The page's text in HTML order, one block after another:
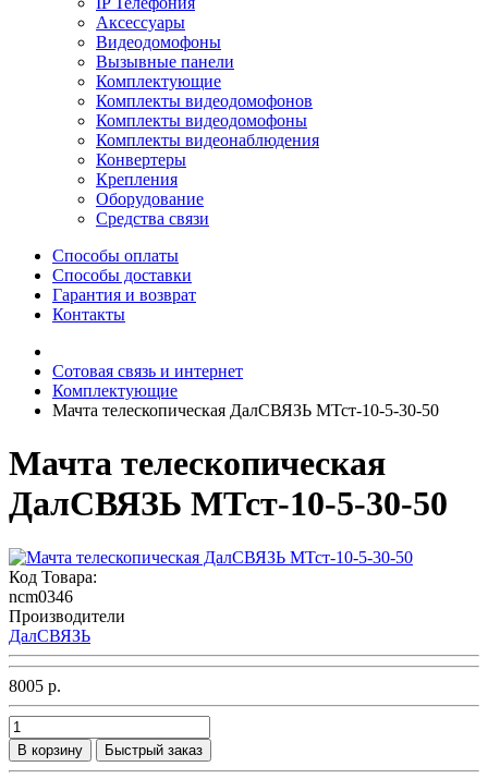
Аксессуары
Видеодомофоны
Вызывные панели
Комплектующие
Комплекты видеодомофонов
Комплекты видеодомофоны
Комплекты видеонаблюдения
Конвертеры
Крепления
Оборудование
Средства связи
Способы оплаты
Способы доставки
Гарантия и возврат
Контакты
Сотовая связь и интернет
Комплектующие
Мачта телескопическая ДалСВЯЗЬ МТст-10-5-30-50
Мачта телескопическая
ДалСВЯЗЬ МТст-10-5-30-50
Код Товара:
ncm0346
Производители
ДалСВЯЗЬ
8005 р.
В корзину Быстрый заказ